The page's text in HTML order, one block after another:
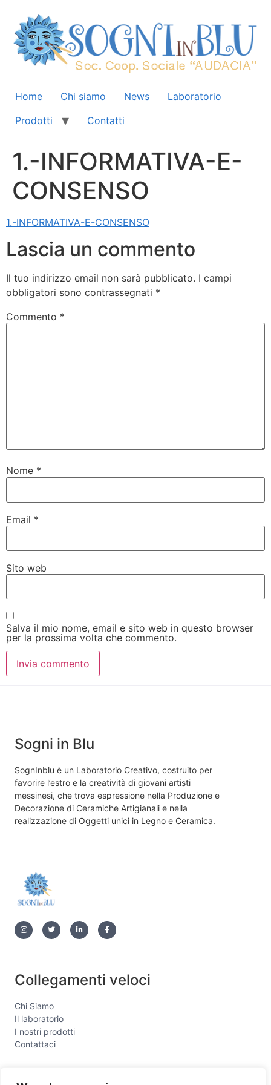
Home Chi siamo News
Laboratorio
Prodotti
Contatti
1.-INFORMATIVA-E-
CONSENSO
1.-INFORMATIVA-E-CONSENSO
Lascia un commento
Il tuo indirizzo email non sarà pubblicato. I campi
obbligatori sono contrassegnati *
Commento *
Nome *
Email *
Sito web
Salva il mio nome, email e sito web in questo browser
per la prossima volta che commento.
Sogni in Blu
SognInblu è un Laboratorio Creativo, costruito per
favorire l’estro e la creatività di giovani artisti
messinesi, che trova espressione nella Produzione e
Decorazione di Ceramiche Artigianali e nella
realizzazione di Oggetti unici in Legno e Ceramica.
Collegamenti veloci
Chi Siamo
Il laboratorio
I nostri prodotti
Contattaci